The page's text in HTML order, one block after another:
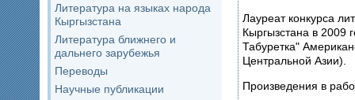
Литература на языках народа
Кыргызстана
Литература ближнего и
дальнего зарубежья
Переводы
Научные публикации
Лауреат конкурса
Кыргызстана в 2009
Табуретка"
Центральной Азии).
Произведения в